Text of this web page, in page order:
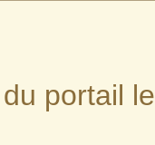
portail